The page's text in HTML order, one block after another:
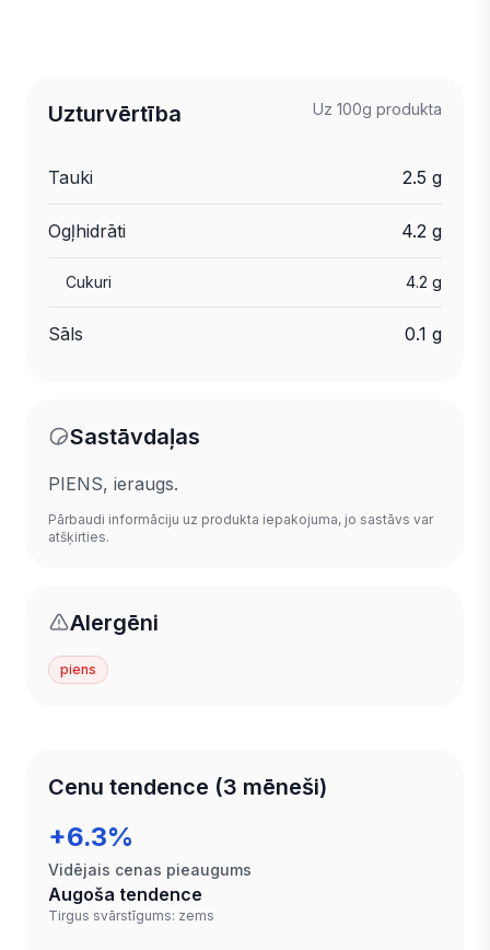
Uzturvērtība Uz 100g produkta
Tauki 2.5 g
Ogļhidrāti 4.2 g
Cukuri 4.2 g
Sāls 0.1 g
Sastāvdaļas
PIENS, ieraugs.
Pārbaudi informāciju uz produkta iepakojuma, jo sastāvs var
atšķirties.
Alergēni
piens
Cenu tendence (3 mēneši)
+6.3%
Vidējais cenas pieaugums
Augoša tendence
Tirgus svārstīgums: zems